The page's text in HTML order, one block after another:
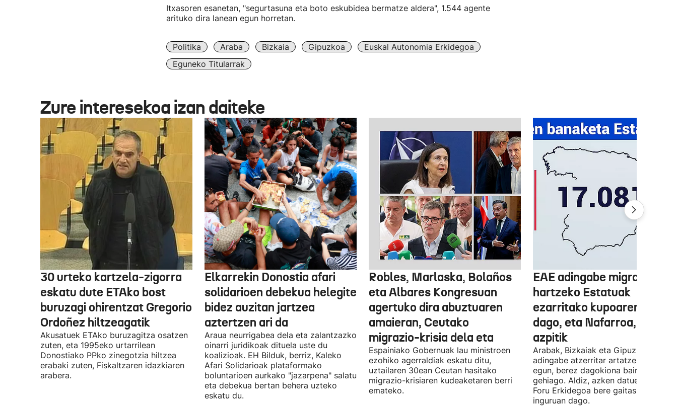
Itxasoren esanetan, "segurtasuna eta boto eskubidea bermatze aldera", 1.544 agente
arituko dira lanean egun horretan.
Politika Araba Bizkaia Gipuzkoa
Euskal Autonomia Erkidegoa
Eguneko Titularrak
Zure interesekoa izan daiteke
30 urteko kartzela-zigorra
eskatu dute ETAko bost
buruzagi ohirentzat Gregorio
Ordoñez hiltzeagatik
Akusatuek ETAko buruzagitza osatzen
zuten, eta 1995eko urtarrilean
Donostiako PPko zinegotzia hiltzea
erabaki zuten, Fiskaltzaren idazkiaren
arabera.
Elkarrekin Donostia afari
solidarioen debekua helegite
bidez auzitan jartzea
aztertzen ari da
Araua neurrigabea dela eta zalantzazko
oinarri juridikoak dituela uste du
koalizioak. EH Bilduk, berriz, Kaleko
Afari Solidarioak plataformako
boluntarioen aurkako "jazarpena" salatu
eta debekua bertan behera uzteko
eskatu du.
Robles, Marlaska, Bolaños
eta Albares Kongresuan
agertuko dira abuztuaren
amaieran, Ceutako
migrazio-krisia dela eta
Espainiako Gobernuak lau ministroen
ezohiko agerraldiak eskatu ditu,
uztailaren 30ean Ceutan hasitako
migrazio-krisiaren kudeaketaren berri
emateko.
EAE adingabe
hartzeko Estatuak
ezarritako kupoaren
dago, eta Nafarroa, berriz,
azpitik
Arabak, Bizkaiak eta Gipuzkoak 843
adingabe atzerritar artatzen dituzte
egun, berez dagokiona baino 65
gehiago. Aldiz, azken datuen arabera,
Foru Erkidegoa bere gaitasunaren %
inguruan dago.